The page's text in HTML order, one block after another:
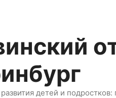
детей и